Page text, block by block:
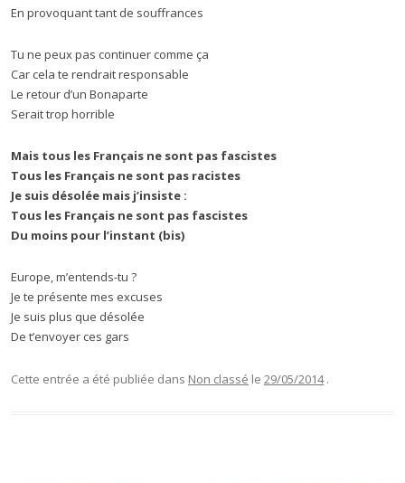
En provoquant tant de souffrances
Tu ne peux pas continuer comme ça
Car cela te rendrait responsable
Le retour d’un Bonaparte
Serait trop horrible
Mais tous les Français ne sont pas fascistes
Tous les Français ne sont pas racistes
Je suis désolée mais j’insiste :
Tous les Français ne sont pas fascistes
Du moins pour l’instant (bis)
Europe, m’entends-tu ?
Je te présente mes excuses
Je suis plus que désolée
De t’envoyer ces gars
Cette entrée a été publiée dans Non classé le 29/05/2014 .